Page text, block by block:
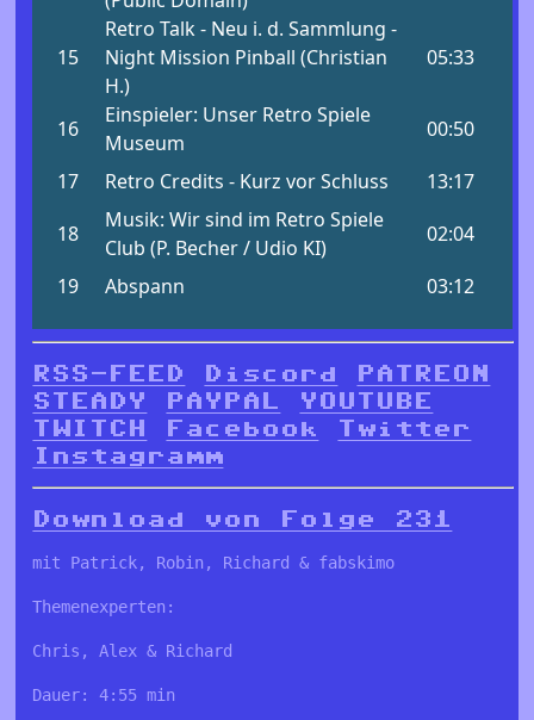
RSS-FEED Discord
PATREON
STEADY
PAYPAL
YOUTUBE
TWITCH
Facebook
Twitter
Instagramm
Download von Folge 231
mit Patrick, Robin, Richard & fabskimo
Themenexperten:
Chris, Alex & Richard
Dauer: 4:55 min